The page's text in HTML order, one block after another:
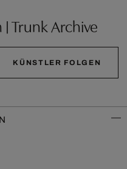
Trunk Archive
KÜNSTLER FOLGEN